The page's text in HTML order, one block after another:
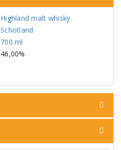
Highland malt whisky
Schotland
700 ml
46,00%